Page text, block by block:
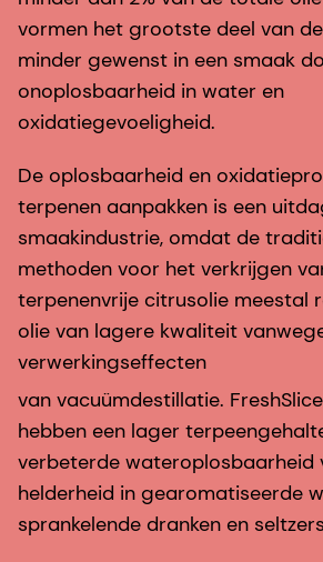
vormen het grootste deel van
minder gewenst in een smaak
onoplosbaarheid in water en
oxidatiegevoeligheid.
De oplosbaarheid en
terpenen aanpakken is een
smaakindustrie, omdat de
methoden voor het verkrijgen
terpenenvrije citrusolie meestal
olie van lagere kwaliteit
verwerkingseffecten
van vacuümdestillatie. FreshSlice
hebben een lager
verbeterde wateroplosbaarheid
helderheid in gearomatiseerde
sprankelende dranken en